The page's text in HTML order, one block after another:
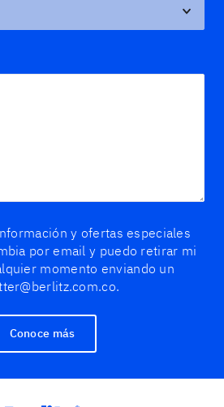
y ofertas especiales
por email y puedo retirar mi
momento enviando un
Conoce más